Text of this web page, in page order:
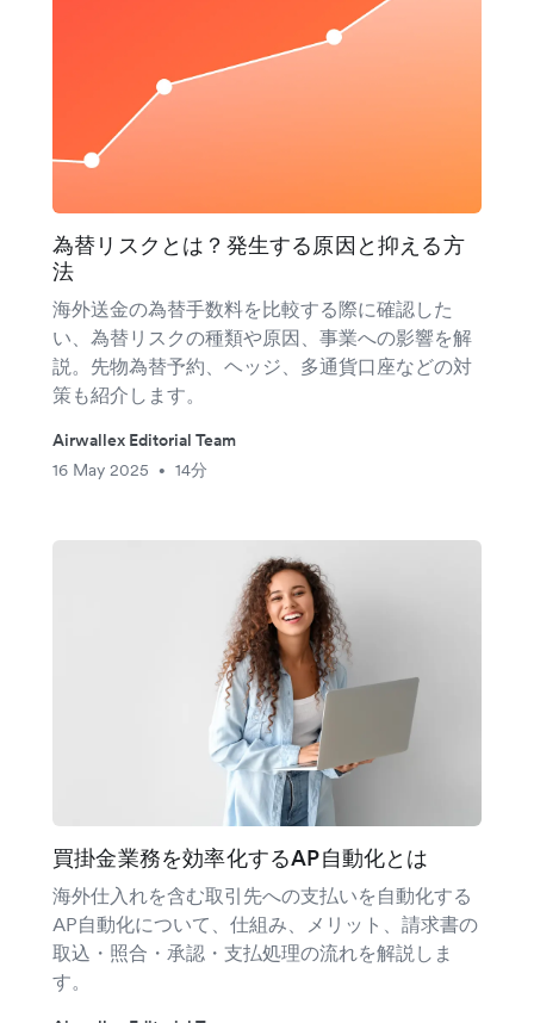
為替リスクとは？発生する原因と抑える方
法
海外送金の為替手数料を比較する際に確認した
い、為替リスクの種類や原因、事業への影響を解
説。先物為替予約、ヘッジ、多通貨口座などの対
策も紹介します。
Airwallex Editorial Team
16 May 2025
• 14分
買掛金業務を効率化するAP自動化とは
海外仕入れを含む取引先への支払いを自動化する
AP自動化について、仕組み、メリット、請求書の
取込・照合・承認・支払処理の流れを解説しま
す。